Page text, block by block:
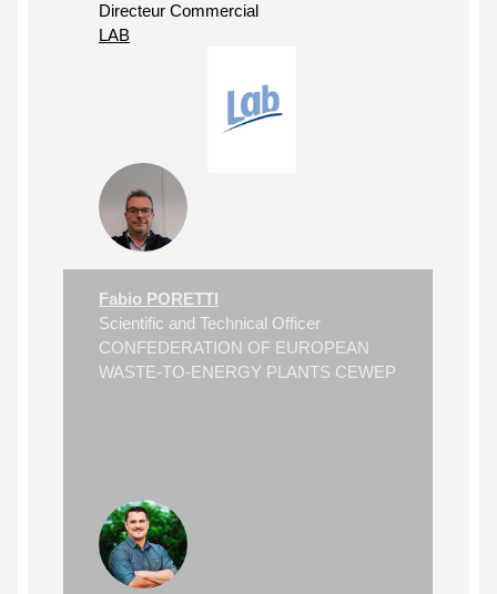
Directeur Commercial
LAB
Fabio PORETTI
Scientific and Technical Officer
CONFEDERATION OF EUROPEAN
WASTE-TO-ENERGY PLANTS CEWEP